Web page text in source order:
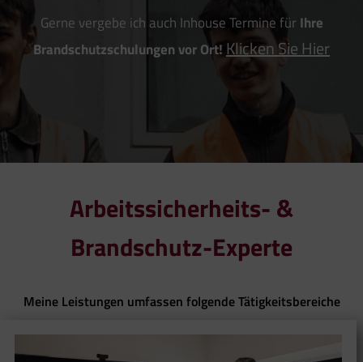
Gerne vergebe ich auch Inhouse Termine für Ihre
Brandschutzschulungen vor Ort! Klicken Sie Hier
Arbeitssicherheits- &
Brandschutz-Experte
Meine Leistungen umfassen folgende Tätigkeitsbereiche